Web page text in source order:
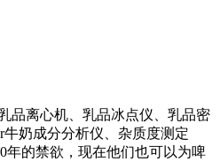
品离心机、乳品冰点仪、乳品密
牛奶成分分析仪、杂质度测定
年的禁欲，现在他们也可以为啤